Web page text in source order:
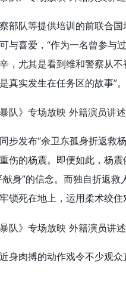
部队等提供培训的前联合
与喜爱，“作为一名曾参与
，尤其是看到维和警察从
真实发生在任务区的故事”。
步发布“余卫东孤身折返救
伤的杨震。即便如此，杨
献身”的信念。而独自折返
锁死在地上，运用柔术绞住
身肉搏的动作戏令不少观